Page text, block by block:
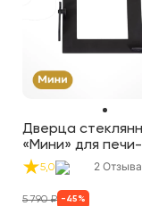
Дверца
«Мини» для печи-
буржуйки
5,0 2 Отзыва
5 790₽ - 45 %